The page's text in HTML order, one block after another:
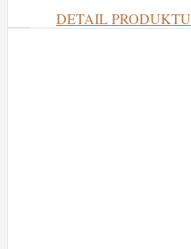
DETAIL PRODUKTU